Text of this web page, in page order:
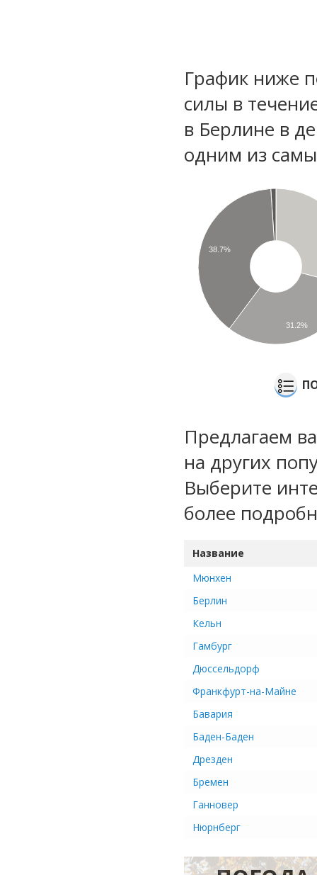
График ниже
силы в
в Берлине в
одним из
38.7%
31.2%
Предлагаем
на других
Выберите
более
Название
Мюнхен
Берлин
Кельн
Гамбург
Дюссельдорф
Франкфурт-на-Майне
Бавария
Баден-Баден
Дрезден
Бремен
Ганновер
Нюрнберг